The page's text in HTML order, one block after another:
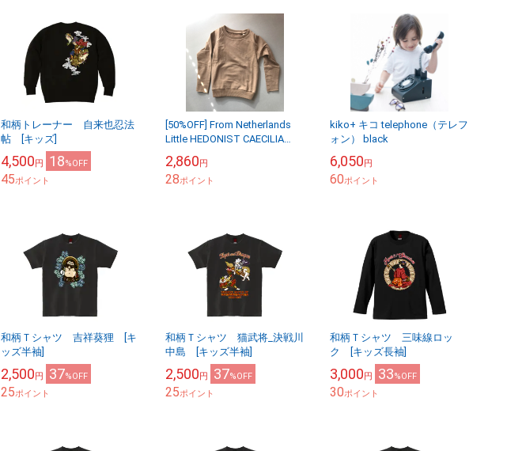
和柄トレーナー 自来也忍法
帖 [キッズ]
4,500円 18%OFF
45ポイント
[50%OFF] From Netherlands
Little HEDONIST CAECILIA
2,860円
28ポイント
kiko+ キコ telephone（テレフ
ォン） black
6,050円
60ポイント
和柄Ｔシャツ 吉祥葵狸 [キ
ッズ半袖]
2,500円 37%OFF
25ポイント
和柄Ｔシャツ 猫武将_決戦川
中島 [キッズ半袖]
2,500円 37%OFF
25ポイント
和柄Ｔシャツ 三味線ロッ
ク [キッズ長袖]
3,000円 33%OFF
30ポイント